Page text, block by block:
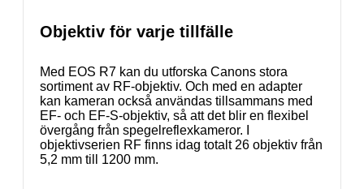
Objektiv för varje tillfälle
Med EOS R7 kan du utforska Canons stora
sortiment av RF-objektiv. Och med en adapter
kan kameran också användas tillsammans med
EF- och EF-S-objektiv, så att det blir en flexibel
övergång från spegelreflexkameror. I
objektivserien RF finns idag totalt 26 objektiv från
5,2 mm till 1200 mm.